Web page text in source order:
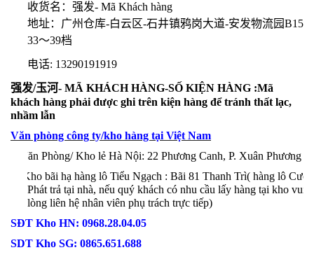
收货名：强发- Mã Khách hàng
地址： 广州仓库-白云区-石井镇鸦岗大道-安发物流园B15
33〜39档
电话: 13290191919
强发/玉河- MÃ KHÁCH HÀNG-SỐ KIỆN HÀNG :Mã
khách hàng phải được ghi trên kiện hàng để tránh thất lạc,
nhầm lẫn
Văn phòng công ty/kho hàng tại Việt Nam
+ Văn Phòng/ Kho lẻ Hà Nội: 22 Phương Canh, P. Xuân Phương
+ Kho bãi hạ hàng lô Tiểu Ngạch : Bãi 81 Thanh Trì( hàng lô
Phát trả tại nhà, nếu quý khách có nhu cầu lấy hàng tại kho vui
lòng liên hệ nhân viên phụ trách trực tiếp)
SĐT Kho HN: 0968.28.04.05
SDT Kho SG: 0865.651.688